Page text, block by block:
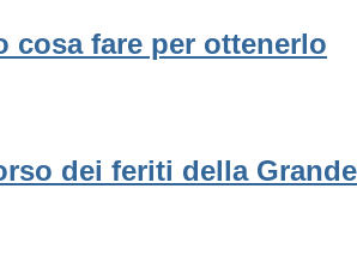
fare per ottenerlo
dei feriti della